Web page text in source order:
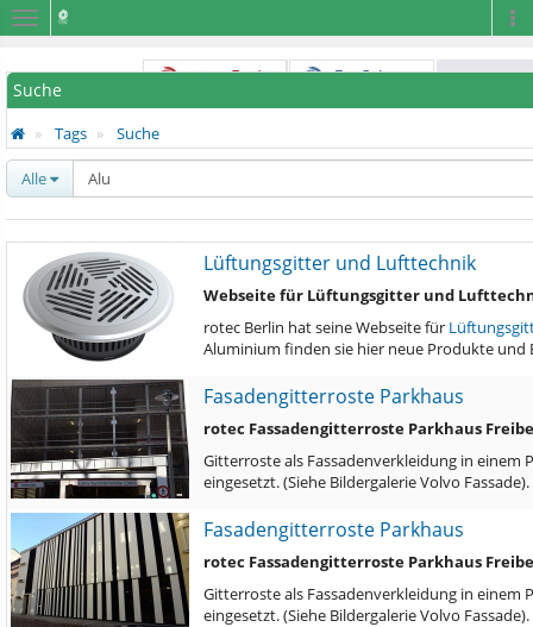
Navigation
Suche
Tags Suche
Alle
Lüftungsgitter und Lufttechnik
Webseite für Lüftungsgitter und
rotec Berlin hat seine Webseite für
Aluminium finden sie hier neue Produkte
Fasadengitterroste Parkhaus
rotec Fassadengitterroste Parkhaus
Gitterroste als Fassadenverkleidung in
eingesetzt. (Siehe Bildergalerie Volvo
Fasadengitterroste Parkhaus
rotec Fassadengitterroste Parkhaus
Gitterroste als Fassadenverkleidung in
eingesetzt. (Siehe Bildergalerie Volvo